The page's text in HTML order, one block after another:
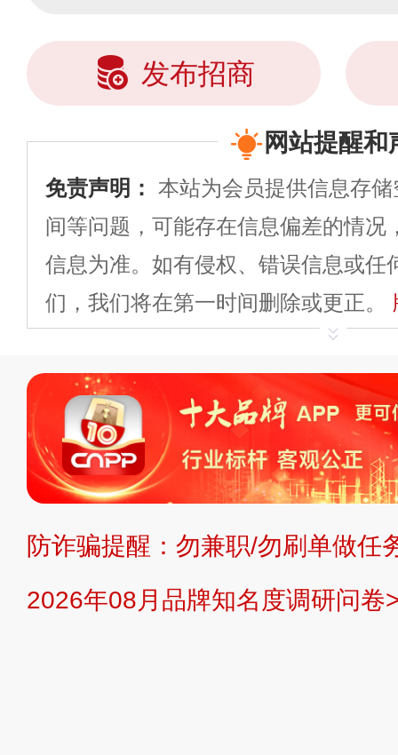
发布招商
网站提醒和
免责声明： 本站为会员提供信息存
间等问题，可能存在信息偏差的情况
信息为准。如有侵权、错误信息或任
们，我们将在第一时间删除或更正。
平台自有内容（文字
标、LOGO 等）知识产权归本站所
复制、转载、商用。本站不生产产
不代理、不招商、不提供中介服务。
持投资购买的观点或意见，页面信息
提交说明： 快速提交发布>> 提交品
防诈骗提醒：勿兼职/勿刷单做任
2026年08月品牌知名度调研问卷